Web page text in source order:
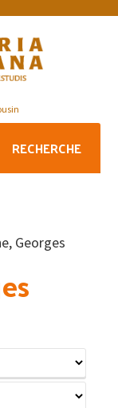
RECHERCHE
Georges